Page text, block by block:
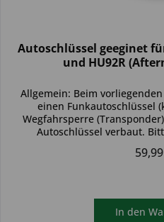
Autoschlüssel geeginet
und HU92R
Allgemein: Beim
einen Funkautoschlüssel
Wegfahrsperre
Autoschlüssel verbaut.
In den